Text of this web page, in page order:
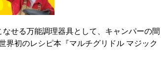
せる万能調理器具として、キャンパーの間
界初のレシピ本『マルチグリドル マジック